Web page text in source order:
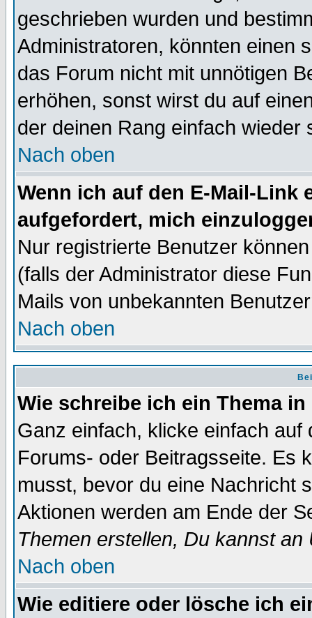
geschrieben wurden und
Administratoren, könnten einen
das Forum nicht mit unnötigen
erhöhen, sonst wirst du auf
der deinen Rang einfach wieder
Nach oben
Wenn ich auf den E-Mail-Link
aufgefordert, mich
Nur registrierte Benutzer
(falls der Administrator diese
Mails von unbekannten
Nach oben
Wie schreibe ich ein Thema
Ganz einfach, klicke einfach
Forums- oder Beitragsseite. Es
musst, bevor du eine Nachricht
Aktionen werden am Ende der
Themen erstellen, Du kannst
Nach oben
Wie editiere oder lösche ich